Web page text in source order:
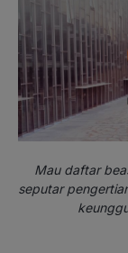
Mau daftar
seputar